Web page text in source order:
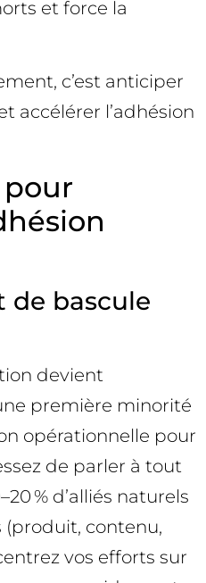
et force la
c’est anticiper
accélérer l’adhésion
pour
de bascule
devient
première minorité
opérationnelle pour
de parler à tout
% d’alliés naturels
(produit, contenu,
vos efforts sur